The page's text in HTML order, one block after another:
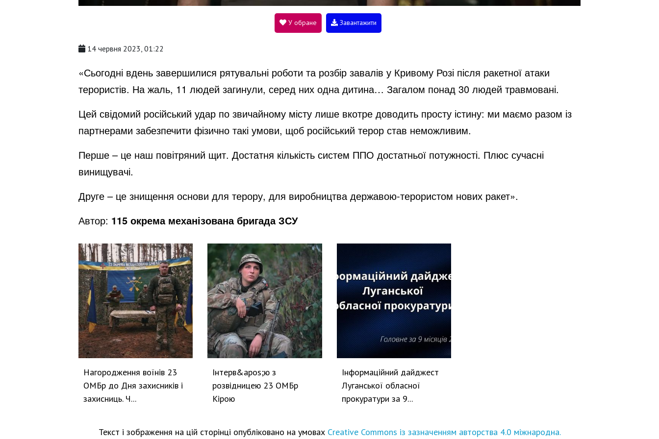
V
d
e
o
У обране Завантажити
14 червня 2023, 01:22
«Сьогодні вдень завершилися рятувальні роботи та розбір завалів у Кривому Розі після ракетної атаки
терористів. На жаль, 11 людей загинули, серед них одна дитина… Загалом понад 30 людей травмовані.
Цей свідомий російський удар по звичайному місту лише вкотре доводить просту істину: ми маємо разом із
партнерами забезпечити фізично такі умови, щоб російський терор став неможливим.
Перше – це наш повітряний щит. Достатня кількість систем ППО достатньої потужності. Плюс сучасні
винищувачі.
Друге – це знищення основи для терору, для виробництва державою-терористом нових ракет».
Автор: 115 окрема механізована бригада ЗСУ
Нагородження воїнів 23
ОМБр до Дня захисників і
захисниць. Ч...
Інтерв&apos;ю з
розвідницею 23 ОМБр
Кірою
Інформаційний дайджест
Луганської обласної
прокуратури за 9...
Текст і зображення на цій сторінці опубліковано на умовах Creative Commons із зазначенням авторства 4.0 міжнародна.